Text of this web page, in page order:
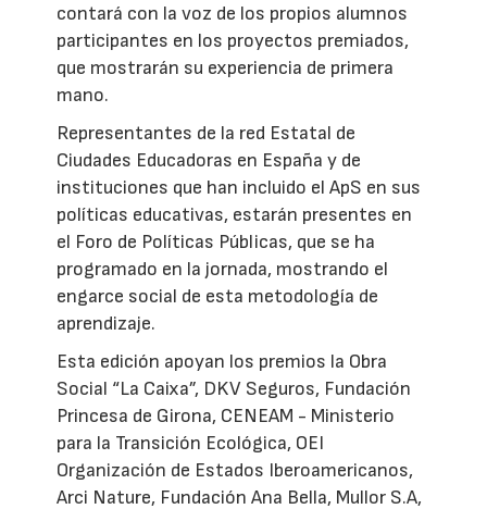
contará con la voz de los propios alumnos
participantes en los proyectos premiados,
que mostrarán su experiencia de primera
mano.
Representantes de la red Estatal de
Ciudades Educadoras en España y de
instituciones que han incluido el ApS en sus
políticas educativas, estarán presentes en
el Foro de Políticas Públicas, que se ha
programado en la jornada, mostrando el
engarce social de esta metodología de
aprendizaje.
Esta edición apoyan los premios la Obra
Social “La Caixa”, DKV Seguros, Fundación
Princesa de Girona, CENEAM - Ministerio
para la Transición Ecológica, OEI
Organización de Estados Iberoamericanos,
Arci Nature, Fundación Ana Bella, Mullor S.A,